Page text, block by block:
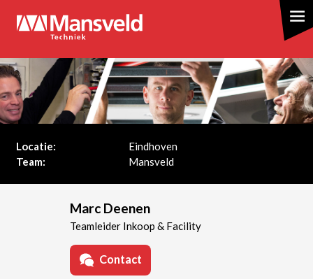
de
inhoud
gaan
Locatie:
Eindhoven
Team:
Mansveld
Marc Deenen
Teamleider Inkoop & Facility
Contact